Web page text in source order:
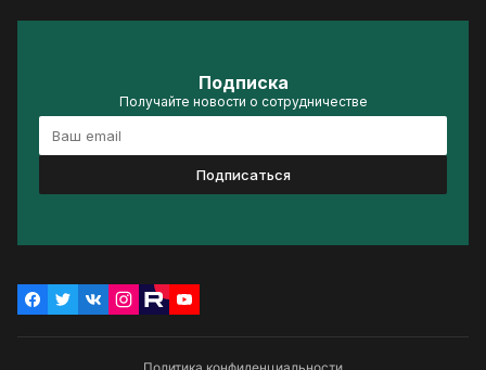
Подписка
Получайте новости о сотрудничестве
Подписаться